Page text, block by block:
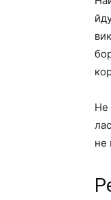
Не
не